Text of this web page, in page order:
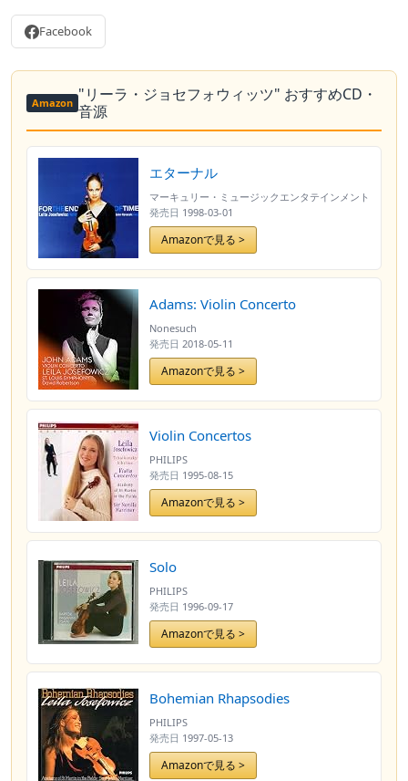
Facebook
Amazon "リーラ・ジョセフォウィッツ" おすすめCD・
音源
エターナル
マーキュリー・ミュージックエンタテインメント
発売日 1998-03-01
Amazonで見る >
Adams: Violin Concerto
Nonesuch
発売日 2018-05-11
Amazonで見る >
Violin Concertos
PHILIPS
発売日 1995-08-15
Amazonで見る >
Solo
PHILIPS
発売日 1996-09-17
Amazonで見る >
Bohemian Rhapsodies
PHILIPS
発売日 1997-05-13
Amazonで見る >